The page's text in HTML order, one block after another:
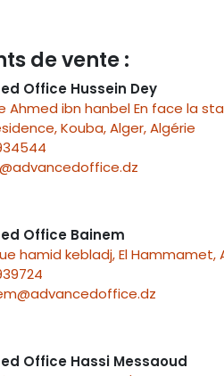
de vente :
Office Hussein Dey
Ahmed ibn hanbel En face la
Kouba, Alger, Algérie
Office Bainem
hamid kebladj, El Hammamet,
Office Hassi Messaoud